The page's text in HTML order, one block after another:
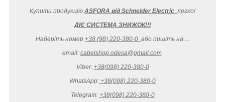
Купити продукцію ASFORA від Schneider Electric легко!
ДІЄ СИСТЕМА ЗНИЖОК!!!
Наберіть номер +38 (98) 220-380-0 або пишіть на ...
email: cabelshop.odesa@gmail.com
Viber: +38(098) 220-380-0
WhatsApp: +38(098) 220-380-0
Telegram: +38(098) 220-380-0